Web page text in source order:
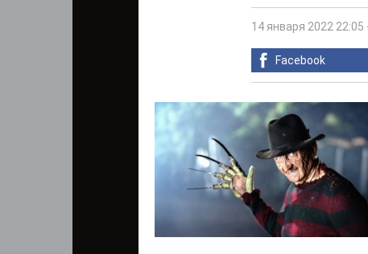
14 января 2022 22:05
Facebook